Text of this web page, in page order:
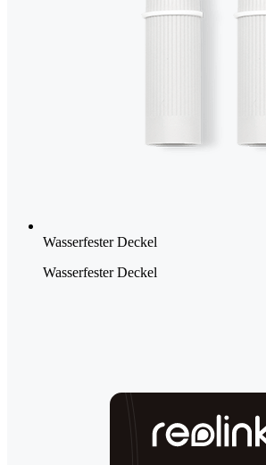
Wasserfester Deckel
Wasserfester Deckel